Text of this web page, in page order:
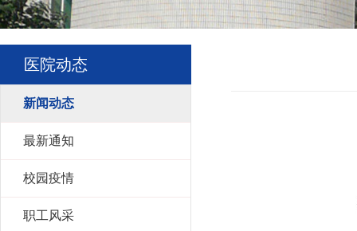
医院动态
新闻动态
最新通知
校园疫情
职工风采